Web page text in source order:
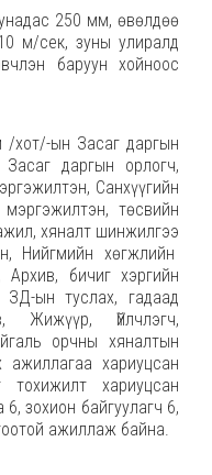
250 мм, өвөлдөө
м/сек, зуны улиралд
баруун хойноос
/хот/-ын Засаг даргын
даргын орлогч,
Санхүүгийн
төсвийн
хяналт шинжилгээ
Нийгмийн хөгжлийн
бичиг хэргийн
ын туслах, гадаад
Жижүүр, Үйлчлэгч,
орчны хяналтын
хариуцсан
хариуцсан
зохион байгуулагч 6,
ажиллаж байна.